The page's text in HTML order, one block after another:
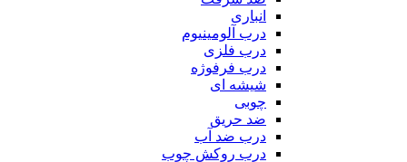
انباری
درب آلومینیوم
درب فلزی
درب فرفوژه
شیشه ای
چوبی
ضد حریق
درب ضد آب
درب روکش چوب